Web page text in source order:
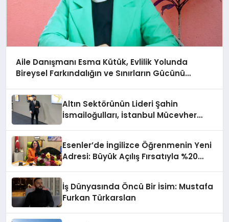
Aile Danışmanı Esma Kütük, Evlilik Yolunda
Bireysel Farkındalığın ve Sınırların Gücünü
Altın Sektörünün Lideri Şahin
İsmailoğulları, İstanbul Mücevher
Esenler’de İngilizce Öğrenmenin Yeni
Adresi: Büyük Açılış Fırsatıyla %20
İş Dünyasında Öncü Bir İsim: Mustafa
Furkan Türkarslan